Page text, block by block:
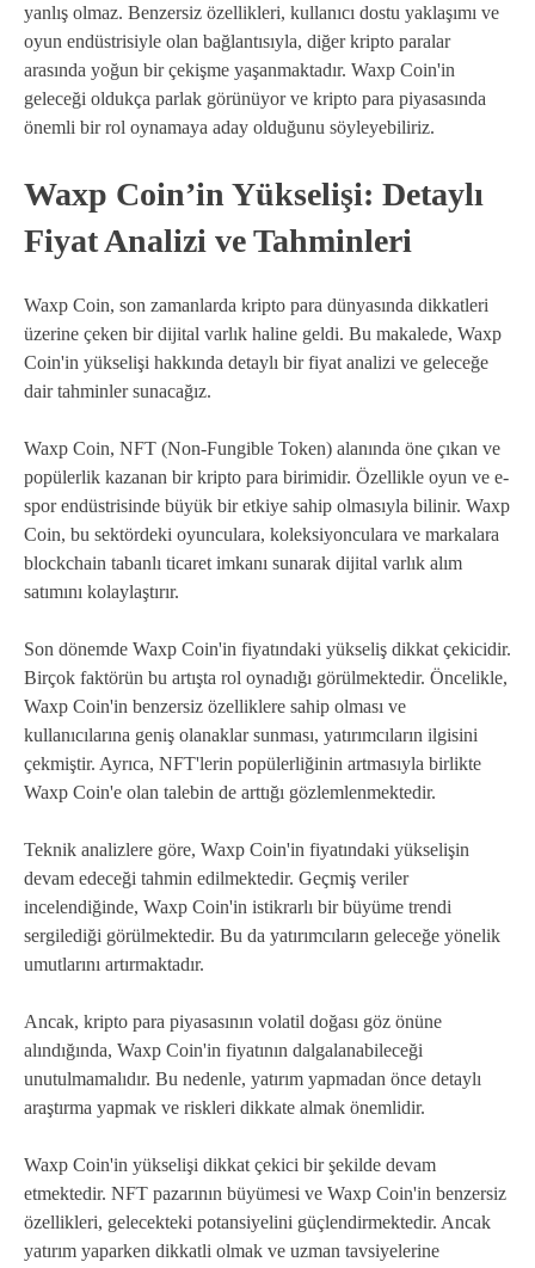
yanlış olmaz. Benzersiz özellikleri, kullanıcı dostu yaklaşımı ve
oyun endüstrisiyle olan bağlantısıyla, diğer kripto paralar
arasında yoğun bir çekişme yaşanmaktadır. Waxp Coin'in
geleceği oldukça parlak görünüyor ve kripto para piyasasında
önemli bir rol oynamaya aday olduğunu söyleyebiliriz.
Waxp Coin’in Yükselişi: Detaylı
Fiyat Analizi ve Tahminleri
Waxp Coin, son zamanlarda kripto para dünyasında dikkatleri
üzerine çeken bir dijital varlık haline geldi. Bu makalede, Waxp
Coin'in yükselişi hakkında detaylı bir fiyat analizi ve geleceğe
dair tahminler sunacağız.
Waxp Coin, NFT (Non-Fungible Token) alanında öne çıkan ve
popülerlik kazanan bir kripto para birimidir. Özellikle oyun ve e-
spor endüstrisinde büyük bir etkiye sahip olmasıyla bilinir. Waxp
Coin, bu sektördeki oyunculara, koleksiyonculara ve markalara
blockchain tabanlı ticaret imkanı sunarak dijital varlık alım
satımını kolaylaştırır.
Son dönemde Waxp Coin'in fiyatındaki yükseliş dikkat çekicidir.
Birçok faktörün bu artışta rol oynadığı görülmektedir. Öncelikle,
Waxp Coin'in benzersiz özelliklere sahip olması ve
kullanıcılarına geniş olanaklar sunması, yatırımcıların ilgisini
çekmiştir. Ayrıca, NFT'lerin popülerliğinin artmasıyla birlikte
Waxp Coin'e olan talebin de arttığı gözlemlenmektedir.
Teknik analizlere göre, Waxp Coin'in fiyatındaki yükselişin
devam edeceği tahmin edilmektedir. Geçmiş veriler
incelendiğinde, Waxp Coin'in istikrarlı bir büyüme trendi
sergilediği görülmektedir. Bu da yatırımcıların geleceğe yönelik
umutlarını artırmaktadır.
Ancak, kripto para piyasasının volatil doğası göz önüne
alındığında, Waxp Coin'in fiyatının dalgalanabileceği
unutulmamalıdır. Bu nedenle, yatırım yapmadan önce detaylı
araştırma yapmak ve riskleri dikkate almak önemlidir.
Waxp Coin'in yükselişi dikkat çekici bir şekilde devam
etmektedir. NFT pazarının büyümesi ve Waxp Coin'in benzersiz
özellikleri, gelecekteki potansiyelini güçlendirmektedir. Ancak
yatırım yaparken dikkatli olmak ve uzman tavsiyelerine